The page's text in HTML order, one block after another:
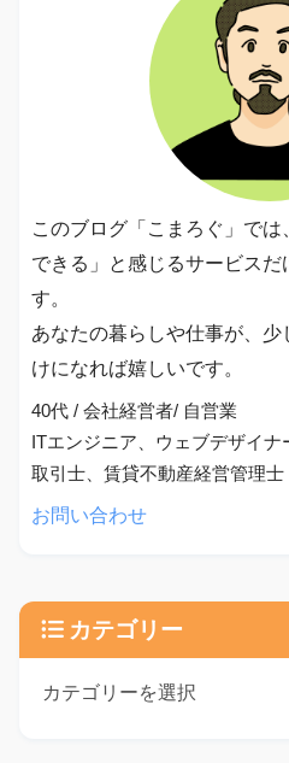
このブログ「こまろぐ」で
できる」と感じるサービスだ
す。
あなたの暮らしや仕事が、
けになれば嬉しいです。
40代 / 会社経営者/ 自営業
ITエンジニア、ウェブデザイ
取引士、賃貸不動産経営管理士
お問い合わせ
カテゴリー